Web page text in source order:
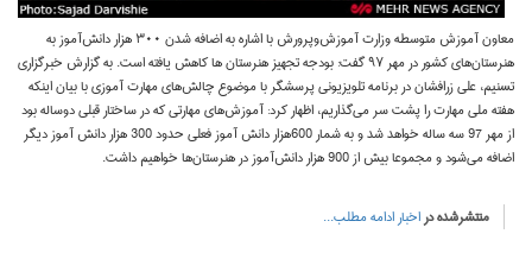
معاون آموزش متوسطه وزارت آموزش‌وپرورش با اشاره به اضافه شدن ۳۰۰ هزار دانش‌آموز به
هنرستان‌های کشور در مهر ۹۷ گفت:‌ بودجه تجهیز هنرستان‌ ها کاهش یافته است. به گزارش خبرگزاری
تسنیم، علی زرافشان در برنامه تلویزیونی پرسشگر با موضوع چالش‌های مهارت آموزی با بیان اینکه
هفته ملی مهارت را پشت سر می‌گذاریم، اظهار کرد: آموزش‌های مهارتی که در ساختار قبلی دوساله بود
از مهر 97 سه ساله خواهد شد و به شمار 600هزار دانش آموز فعلی حدود 300 هزار دانش آموز دیگر
اضافه می‌شود و مجموعا بیش از 900 هزار دانش‌آموز در هنرستان‌ها خواهیم داشت.
منتشرشده دراخبارادامه مطلب...